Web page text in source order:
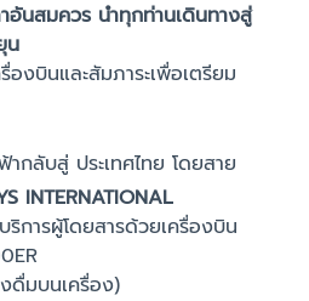
าอันสมควร นำทุกท่านเดินทางสู่
น
องบินและสัมภาระเพื่อเตรียม
ลับสู่ ประเทศไทย โดยสาย
INTERNATIONAL
ริการผู้โดยสารด้วยเครื่องบิน
งดื่มบนเครื่อง)